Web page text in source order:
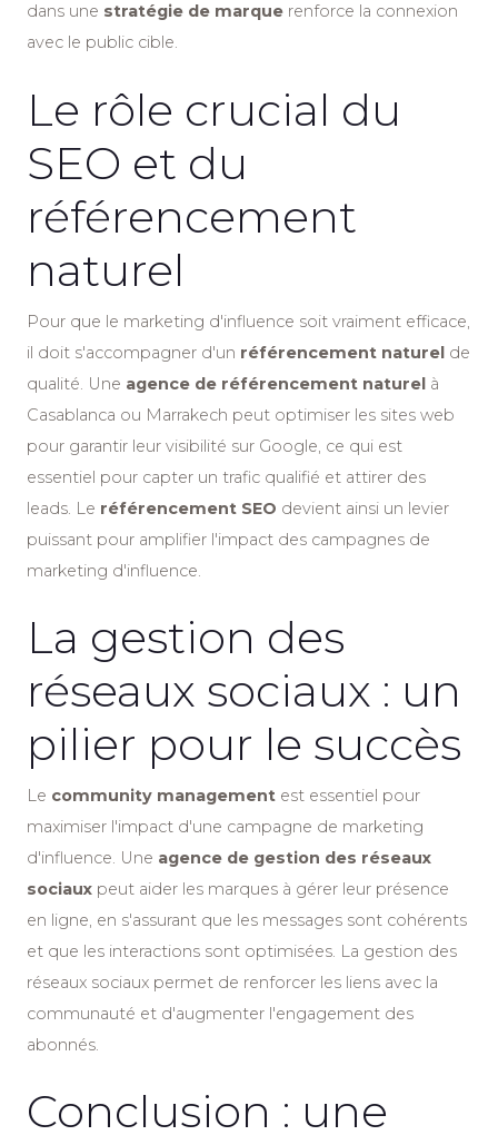
dans une stratégie de marque renforce la connexion
avec le public cible.
Le rôle crucial du
SEO et du
référencement
naturel
Pour que le marketing d'influence soit vraiment efficace,
il doit s'accompagner d'un référencement naturel de
qualité. Une agence de référencement naturel à
Casablanca ou Marrakech peut optimiser les sites web
pour garantir leur visibilité sur Google, ce qui est
essentiel pour capter un trafic qualifié et attirer des
leads. Le référencement SEO devient ainsi un levier
puissant pour amplifier l'impact des campagnes de
marketing d'influence.
La gestion des
réseaux sociaux : un
pilier pour le succès
Le community management est essentiel pour
maximiser l'impact d'une campagne de marketing
d'influence. Une agence de gestion des réseaux
sociaux peut aider les marques à gérer leur présence
en ligne, en s'assurant que les messages sont cohérents
et que les interactions sont optimisées. La gestion des
réseaux sociaux permet de renforcer les liens avec la
communauté et d'augmenter l'engagement des
abonnés.
Conclusion : une